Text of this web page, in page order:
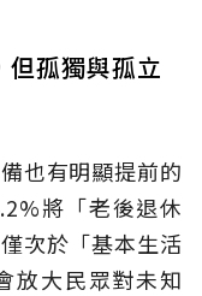
孤獨與孤立
也有明顯提前的
將「老後退休
次於「基本生活
放大民眾對未知